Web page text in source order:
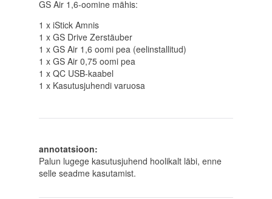
GS Air 1,6-oomine mähis:
1 x iStick Amnis
1 x GS Drive Zerstäuber
1 x GS Air 1,6 oomi pea (eelinstallitud)
1 x GS Air 0,75 oomi pea
1 x QC USB-kaabel
1 x Kasutusjuhendi varuosa
annotatsioon:
Palun lugege kasutusjuhend hoolikalt läbi, enne
selle seadme kasutamist.